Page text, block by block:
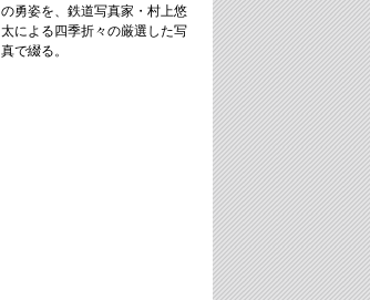
の勇姿を、鉄道写真家・村上悠
太による四季折々の厳選した写
真で綴る。